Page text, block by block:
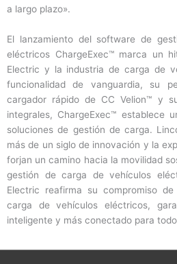
a largo plazo».
El lanzamiento del software de
eléctricos ChargeExec™ marca un
Electric y la industria de carga de
funcionalidad de vanguardia, su
cargador rápido de CC Velion™ y
integrales, ChargeExec™ establece
soluciones de gestión de carga.
más de un siglo de innovación y la
forjan un camino hacia la movilidad
gestión de carga de vehículos
Electric reafirma su compromiso
carga de vehículos eléctricos,
inteligente y más conectado para